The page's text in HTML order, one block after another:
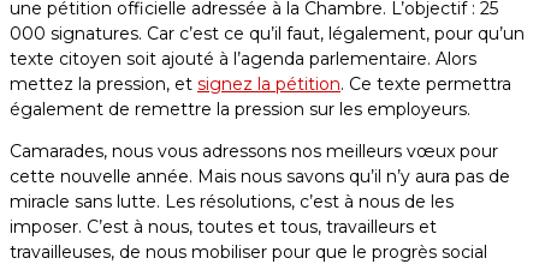
une pétition officielle adressée à la Chambre. L’objectif : 25
000 signatures. Car c’est ce qu’il faut, légalement, pour qu’un
texte citoyen soit ajouté à l’agenda parlementaire. Alors
mettez la pression, et signez la pétition. Ce texte permettra
également de remettre la pression sur les employeurs.
Camarades, nous vous adressons nos meilleurs vœux pour
cette nouvelle année. Mais nous savons qu’il n’y aura pas de
miracle sans lutte. Les résolutions, c’est à nous de les
imposer. C’est à nous, toutes et tous, travailleurs et
travailleuses, de nous mobiliser pour que le progrès social